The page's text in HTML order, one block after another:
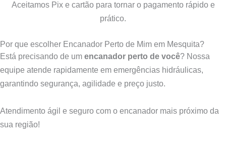
Aceitamos Pix e cartão para tornar o pagamento rápido e
prático.
Por que escolher Encanador Perto de Mim em Mesquita?​
Está precisando de um encanador perto de você? Nossa
equipe atende rapidamente em emergências hidráulicas,
garantindo segurança, agilidade e preço justo.
Atendimento ágil e seguro com o encanador mais próximo da
sua região!